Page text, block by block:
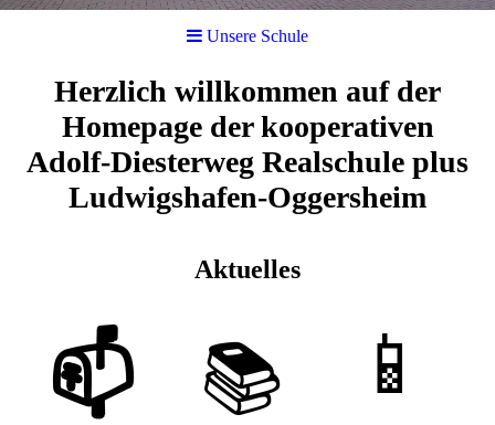
Unsere Schule
Herzlich willkommen auf der
Homepage der kooperativen
Adolf-Diesterweg Realschule plus
Ludwigshafen-Oggersheim
Aktuelles
📫 📚 📱